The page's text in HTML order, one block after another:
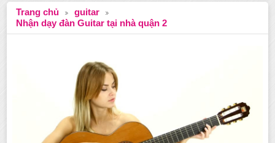
Trang chủ
guitar
Nhận dạy đàn Guitar tại nhà quận 2